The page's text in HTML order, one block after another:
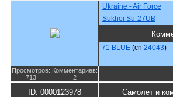
Ukraine - Air Force
Sukhoi Su-27UB
71 BLUE (cn 24043)
Просмотров:
713
Комментариев:
2
ID: 0000123978 Самолет и